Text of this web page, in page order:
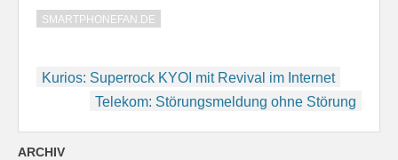
SMARTPHONEFAN.DE
Beitragsnavigation
Kurios: Superrock KYOI mit Revival im Internet
Telekom: Störungsmeldung ohne Störung
ARCHIV